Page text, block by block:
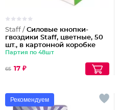
Staff / Силовые кнопки-
гвоздики Staff, цветные, 50
шт., в картонной коробке
Партия по 48шт
65 17 ₽
Рекомендуем